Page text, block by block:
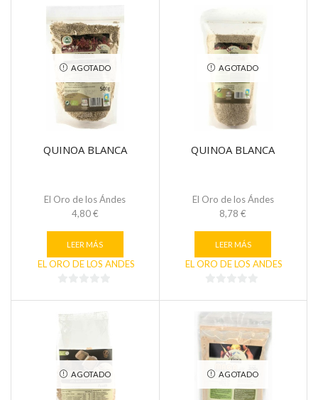
AGOTADO
QUINOA BLANCA
El Oro de los Ándes
4,80€
LEER MÁS
EL ORO DE LOS ANDES
AGOTADO
QUINOA BLANCA
El Oro de los Ándes
8,78€
LEER MÁS
EL ORO DE LOS ANDES
AGOTADO AGOTADO